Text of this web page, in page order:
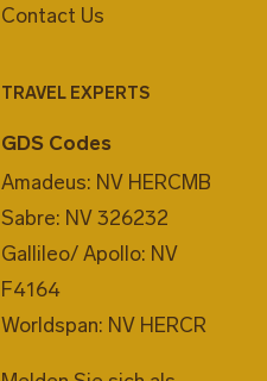
Contact Us
TRAVEL EXPERTS
GDS Codes
Amadeus: NV HERCMB
Sabre: NV 326232
Gallileo/ Apollo: NV
F4164
Worldspan: NV HERCR